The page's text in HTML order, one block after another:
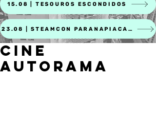
15.08 | TESOUROS ESCONDIDOS
23.08 | STEAMCON PARANAPIACABA
CINE
AUTORAMA